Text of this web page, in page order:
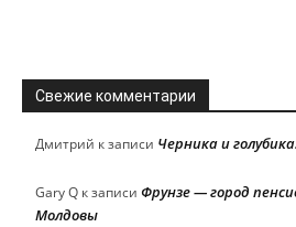
Свежие комментарии
Дмитрий к записи Черника и
Gary Q к записи Фрунзе — город
Молдовы